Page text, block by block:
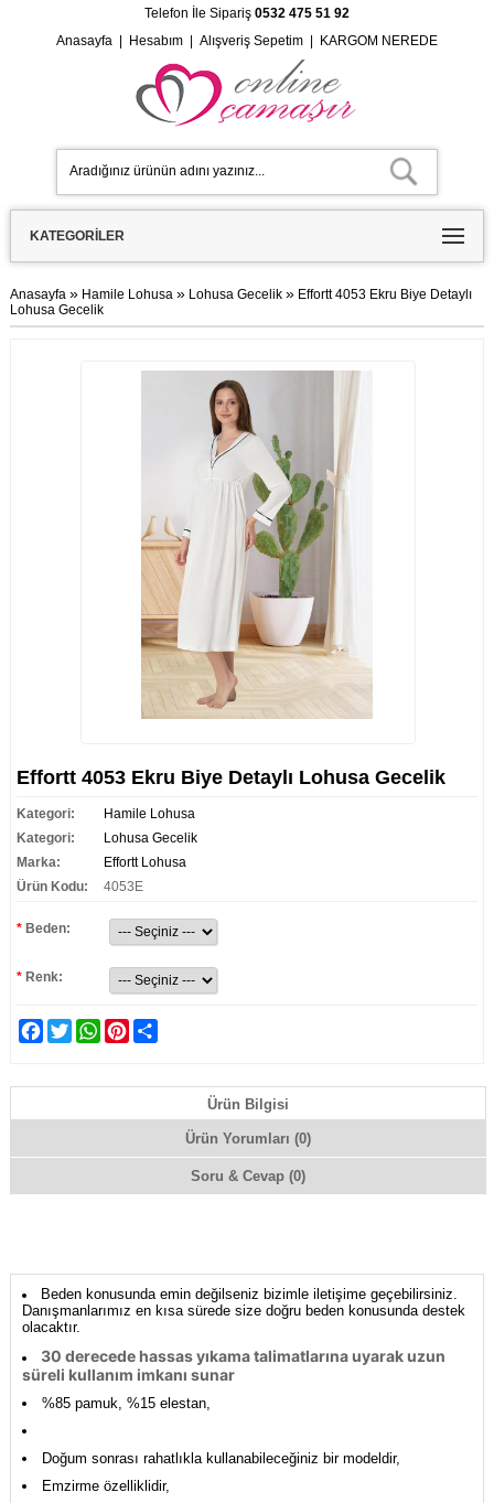
Telefon İle Sipariş 0532 475 51 92
Anasayfa| Hesabım| Alışveriş Sepetim| KARGOM NEREDE
KATEGORILER
Anasayfa » Hamile Lohusa » Lohusa Gecelik » Effortt 4053 Ekru Biye Detaylı
Lohusa Gecelik
Effortt 4053 Ekru Biye Detaylı Lohusa Gecelik
Kategori:
Hamile Lohusa
Kategori:
Lohusa Gecelik
Marka:
Effortt Lohusa
Ürün Kodu:
4053E
* Beden:
* Renk:
Facebook
TwitterWhatsAppPinterest
Ürün Bilgisi
Ürün Yorumları (0)
Soru & Cevap (0)
Beden konusunda emin değilseniz bizimle iletişime geçebilirsiniz.
Danışmanlarımız en kısa sürede size doğru beden konusunda destek
olacaktır.
30 derecede hassas yıkama talimatlarına uyarak uzun
süreli kullanım imkanı sunar
%85 pamuk, %15 elestan,
Doğum sonrası rahatlıkla kullanabileceğiniz bir modeldir,
Emzirme özelliklidir,